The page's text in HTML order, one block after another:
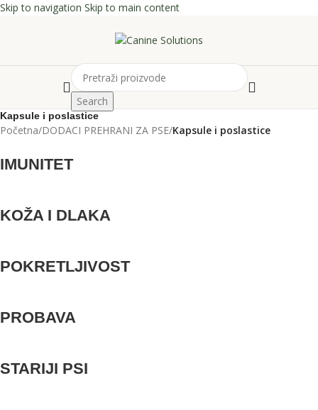
Skip to navigation Skip to main content
Search
Kapsule i poslastice
Početna/DODACI PREHRANI ZA PSE/Kapsule i poslastice
IMUNITET
KOŽA I DLAKA
POKRETLJIVOST
PROBAVA
STARIJI PSI